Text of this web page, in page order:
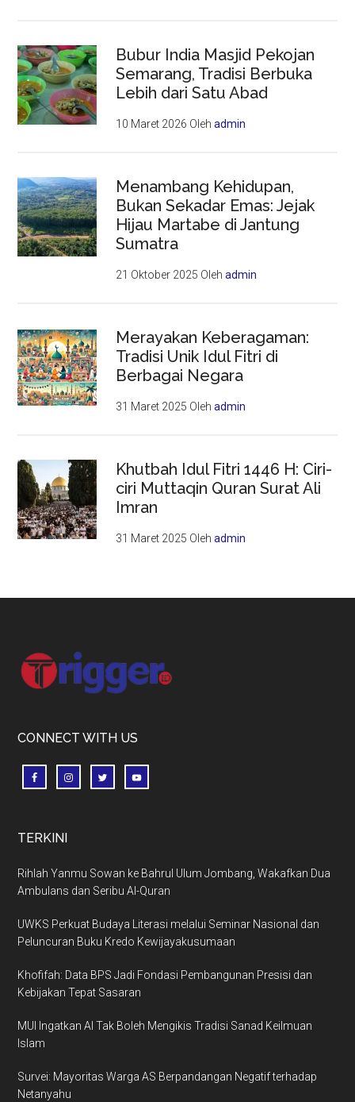
Bubur India Masjid Pekojan
Semarang, Tradisi Berbuka
Lebih dari Satu Abad
10 Maret 2026 Olehadmin
Menambang Kehidupan,
Bukan Sekadar Emas: Jejak
Hijau Martabe di Jantung
Sumatra
21 Oktober 2025 Olehadmin
Merayakan Keberagaman:
Tradisi Unik Idul Fitri di
Berbagai Negara
31 Maret 2025 Olehadmin
Khutbah Idul Fitri 1446 H: Ciri-
ciri Muttaqin Quran Surat Ali
Imran
31 Maret 2025 Olehadmin
Footer
CONNECT WITH US
TERKINI
Rihlah Yanmu Sowan ke Bahrul Ulum Jombang, Wakafkan Dua
Ambulans dan Seribu Al-Quran
UWKS Perkuat Budaya Literasi melalui Seminar Nasional dan
Peluncuran Buku Kredo Kewijayakusumaan
Khofifah: Data BPS Jadi Fondasi Pembangunan Presisi dan
Kebijakan Tepat Sasaran
MUI Ingatkan AI Tak Boleh Mengikis Tradisi Sanad Keilmuan
Islam
Survei: Mayoritas Warga AS Berpandangan Negatif terhadap
Netanyahu